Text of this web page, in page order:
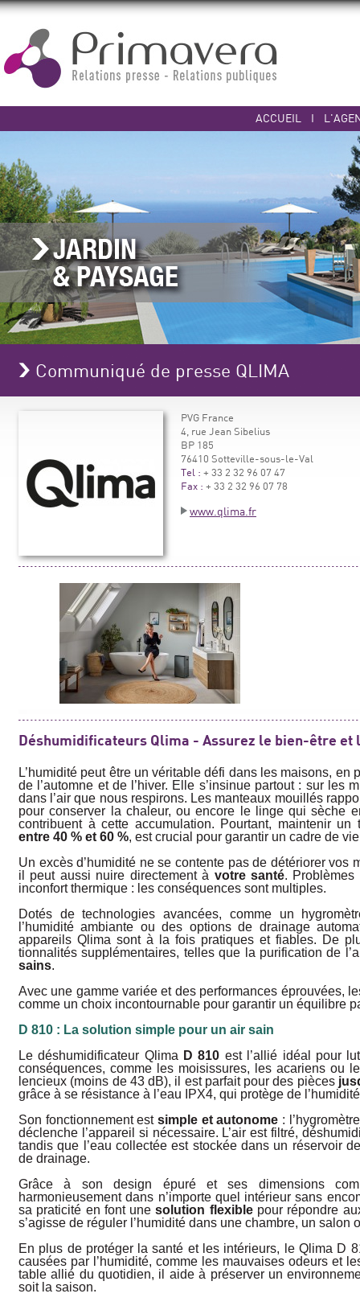
ACCUEIL I
Communiqué de presse QLIMA
PVG France
4, rue Jean Sibelius
BP 185
76410 Sotteville-sous-le-Val
Tel : + 33 2 32 96 07 47
Fax : + 33 2 32 96 07 78
www.qlima.fr
Déshumidificateurs Qlima - Assurez le bien-être
L’humidité peut être un véritable défi dans les maisons, en
de l’automne et de l’hiver. Elle s’insinue partout : sur les
dans l’air que nous respirons. Les manteaux mouil­lés
pour conserver la chaleur, ou encore le linge qui sèche
contribuent à cette accumulation. Pourtant, maintenir un
entre 40 % et 60 %, est crucial pour garantir un cadre de
Un excès d’humidité ne se contente pas de détériorer vos
il peut aussi nuire direc­tement à votre santé. Problèmes
incon­fort thermique : les conséquences sont multiples.
Dotés de technologies avancées, comme un
l’humidité ambiante ou des options de drainage
appareils Qlima sont à la fois pratiques et fiables. De
tionnalités supplémentaires, telles que la purification de
sains.
Avec une gamme variée et des perfor­mances éprouvées,
comme un choix incontournable pour garantir un équilibre
D 810 : La solution simple pour un air sain
Le déshumidificateur Qlima D 810 est l’allié idéal pour
conséquences, com­me les moisissures, les acariens ou
lencieux (moins de 43 dB), il est parfait pour des pièces
grâce à se résistan­ce à l’eau IPX4, qui protège de
Son fonctionnement est simple et autonome :
déclenche l’appareil si nécessaire. L’air est filtré,
tandis que l’eau collectée est stockée dans un réservoir
de drainage.
Grâce à son design épuré et ses dimensions
harmonieusement dans n’impor­te quel intérieur sans
sa praticité en font unesolution flexible pour répondre
s’agisse de réguler l’humidité dans une chambre, un salon
En plus de protéger la santé et les intérieurs, le Qlima D
causées par l’hu­midité, comme les mauvaises odeurs et
table allié du quotidien, il aide à préserver un
soit la saison.